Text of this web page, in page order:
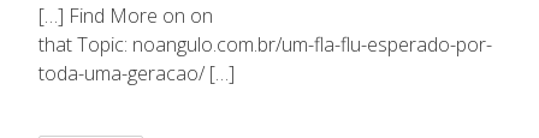
[…] Find More on on
that Topic: noangulo.com.br/um-fla-flu-esperado-por-
toda-uma-geracao/ […]